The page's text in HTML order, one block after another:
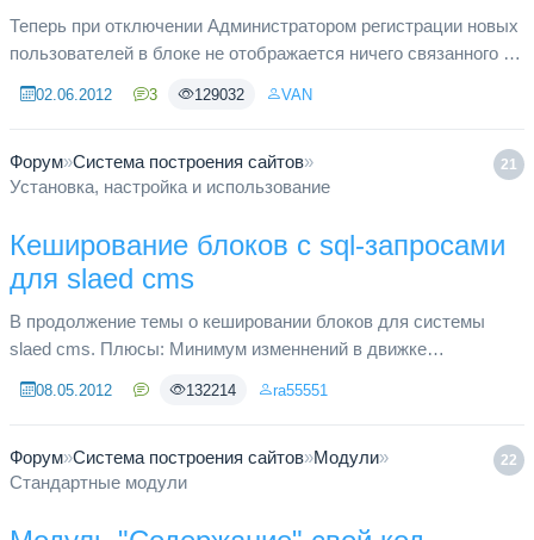
Теперь при отключении Администратором регистрации новых
пользователей в блоке не отображается ничего связанного с
2005 - ...
02.06.2012 3 129032 VAN
21
Форум»Система построения сайтов»
Установка, настройка и использование
Кеширование блоков с sql-запросами
для slaed cms
В продолжение темы о кешировании блоков для системы
slaed cms. Плюсы: Минимум изменнений в движке
нагрузки на сервер Минусы: ...
08.05.2012 132214 ra55551
22
Форум»Система построения сайтов»Модули»
Стандартные модули